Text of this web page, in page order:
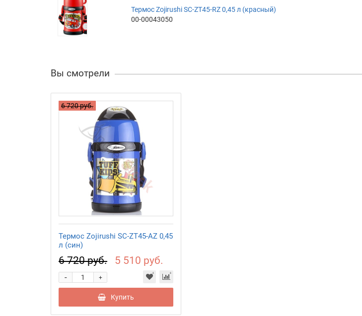
Термос Zojirushi SC-ZT45-RZ 0,45 л (красный)
00-00043050
Вы смотрели
6 720 руб.
Термос Zojirushi SC-ZT45-AZ 0,45
л (син)
6 720 руб. 5 510 руб.
+
-
Купить